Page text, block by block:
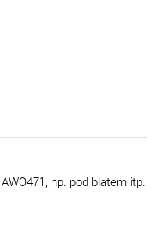
np. pod blatem itp.